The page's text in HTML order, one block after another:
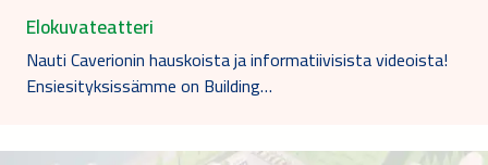
Elokuvateatteri
Nauti Caverionin hauskoista ja informatiivisista videoista!
Ensiesityksissämme on Building…